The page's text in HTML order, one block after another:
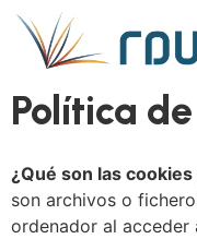
Política
¿Qué son las
son archivos o
ordenador al acceder